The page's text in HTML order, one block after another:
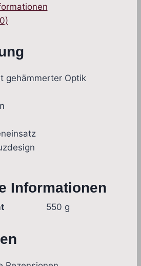
gehämmerter Optik
Informationen
550 g